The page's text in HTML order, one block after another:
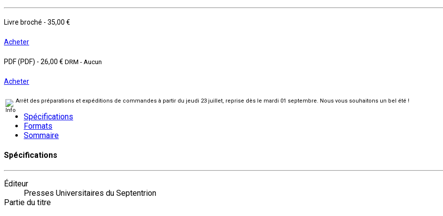
Livre broché - 35,00 €
Acheter
PDF (PDF) - 26,00 € DRM - Aucun
Acheter
Arrêt des préparations et expéditions de commandes à partir du jeudi 23 juillet, reprise dès le mardi 01 septembre. Nous vous souhaitons un bel été !
Spécifications
Formats
Sommaire
Spécifications
Éditeur
Presses Universitaires du Septentrion
Partie du titre